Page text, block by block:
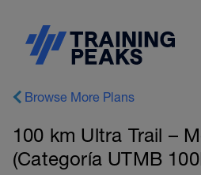
Browse More Plans
100 km Ultra Trail –
(Categoría UTMB